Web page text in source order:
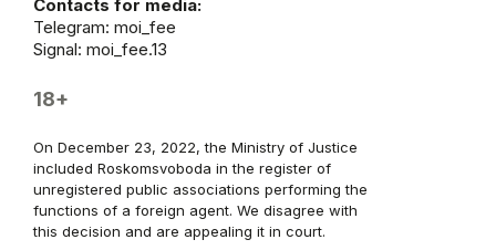
Contacts for media:
Telegram: moi_fee
Signal: moi_fee.13
18+
On December 23, 2022, the Ministry of Justice
included Roskomsvoboda in the register of
unregistered public associations performing the
functions of a foreign agent. We disagree with
this decision and are appealing it in court.